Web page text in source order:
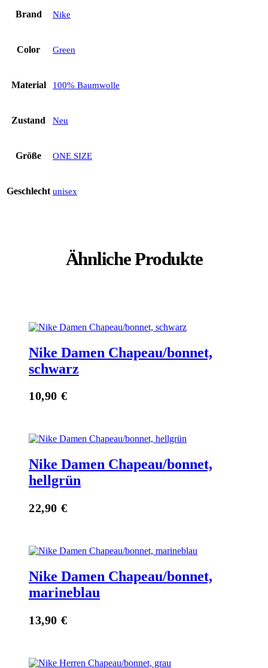
Brand Nike
Color Green
Material 100% Baumwolle
Zustand Neu
Größe ONE SIZE
Geschlecht unisex
Ähnliche Produkte
Nike Damen Chapeau/bonnet,
schwarz
10,90 €
Nike Damen Chapeau/bonnet,
hellgrün
22,90 €
Nike Damen Chapeau/bonnet,
marineblau
13,90 €